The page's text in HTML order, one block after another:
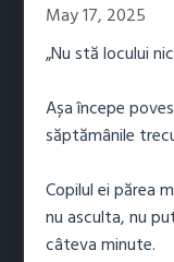
May 17, 2025
„Nu stă locului
Așa începe
săptămânile
Copilul ei părea
nu asculta, nu
câteva minute.